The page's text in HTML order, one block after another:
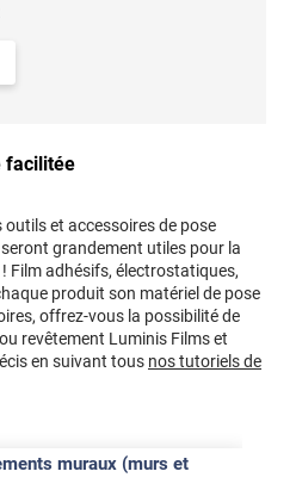
facilitée
et accessoires de pose
grandement utiles pour la
Film adhésifs, électrostatiques,
produit son matériel de pose
offrez-vous la possibilité de
revêtement Luminis Films et
en suivant tous nos tutoriels de
muraux (murs et